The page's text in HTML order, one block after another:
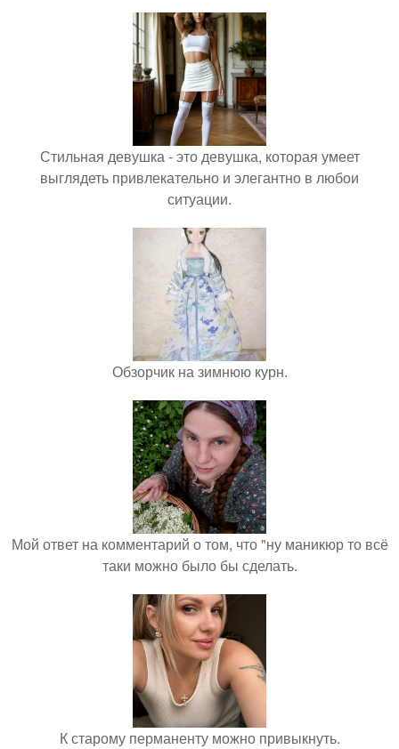
Стильная девушка - это девушка, которая умеет
выглядеть привлекательно и элегантно в любои
ситуации.
Обзорчик на зимнюю курн.
Мой ответ на комментарий о том, что "ну маникюр то всё
таки можно было бы сделать.
К старому перманенту можно привыкнуть.